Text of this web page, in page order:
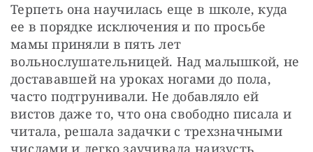
Терпеть она научилась еще в школе, куда
ее в порядке исключения и по просьбе
мамы приняли в пять лет
вольнослушательницей. Над малышкой, не
достававшей на уроках ногами до пола,
часто подтрунивали. Не добавляло ей
вистов даже то, что она свободно писала и
читала, решала задачки с трехзначными
числами и легко заучивала наизусть